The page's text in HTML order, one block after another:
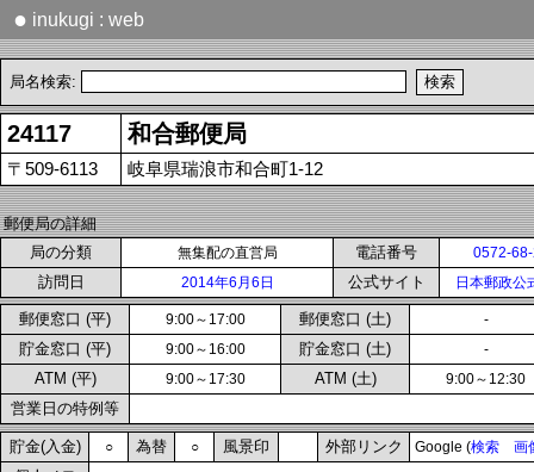
● inukugi : web
局名検索:
24117 和合郵便局
〒509-6113 岐阜県瑞浪市和合町1-12
郵便局の詳細
局の分類
無集配の直営局 電話番号 0572-
訪問日 2014年6月6日 公式サイト 日本郵政公
郵便窓口 (平) 9:00～17:00 郵便窓口 (土) -
貯金窓口 (平) 9:00～16:00 貯金窓口 (土) -
ATM (平) 9:00～17:30 ATM (土) 9:00～12:30
営業日の特例等
貯金(入金) ○ 為替 ○ 風景印 外部リンク Google (検索 画